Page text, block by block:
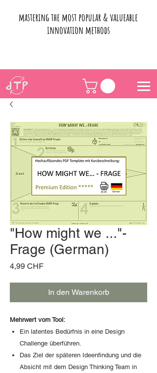
mastering the most popular & valueable
innovation methods
"How might we ..."-
Frage (German)
4,99 CHFPreis
In den Warenkorb
Mehrwert vom Tool:
Ein latentes Bedürfnis in eine Design
Challenge überführen.
Das Ziel der späteren Ideenfindung und die
Absicht mit dem Design Thinking Team in